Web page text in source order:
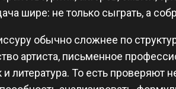
шире: не только сыграть, а
обычно сложнее по
артиста, письменное
литература. То есть проверяют